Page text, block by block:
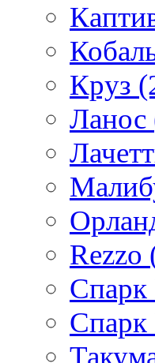
Круз
Ланос
Rezzo
Спарк